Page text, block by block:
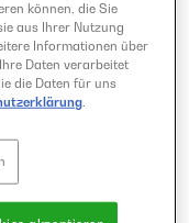
– so
können, die Sie
aus Ihrer Nutzung
Informationen über
Daten verarbeitet
die Daten für uns
.